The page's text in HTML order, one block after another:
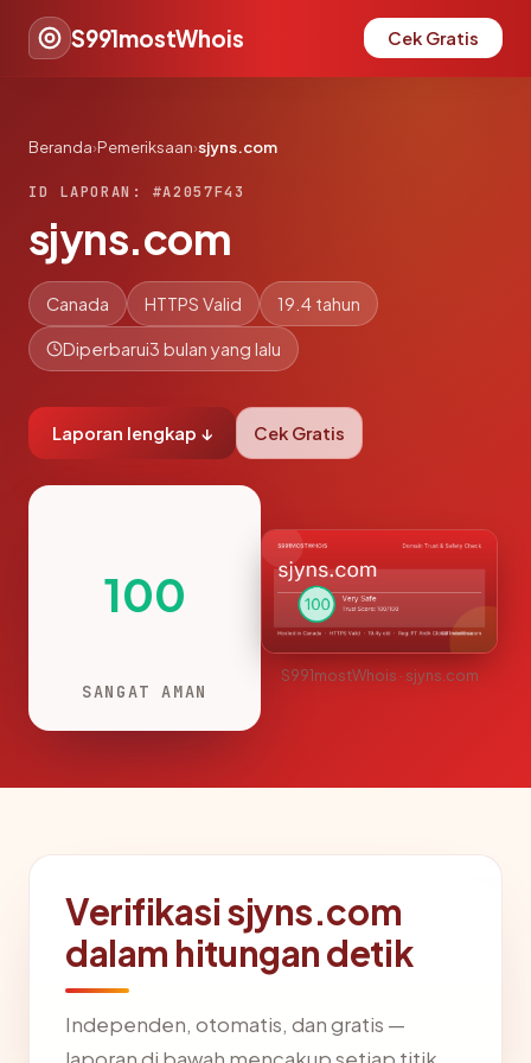
S991mostWhois Cek Gratis
Beranda›Pemeriksaan›sjyns.com
ID LAPORAN: #A2057F43
sjyns.com
Canada HTTPS Valid 19.4 tahun
Diperbarui3 bulan yang lalu
Laporan lengkap ↓ Cek Gratis
100
SANGAT AMAN
S991mostWhois · sjyns.com
Verifikasi sjyns.com
dalam hitungan detik
Independen, otomatis, dan gratis —